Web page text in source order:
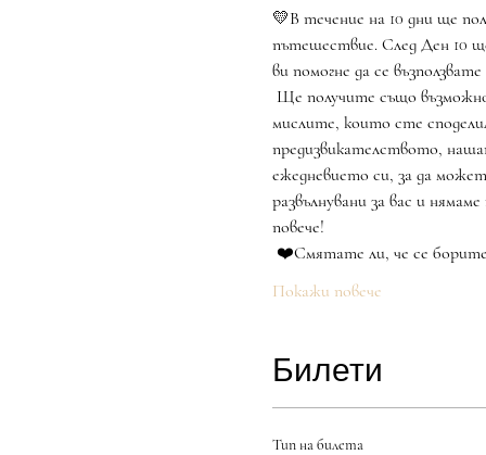
💛В течение на 10 дни ще
пътешествие. След Ден 10
ви помогне да се
мислите, които сте
предизвикателството,
ежедневието си, за да
развълнувани за вас и
повече!
❤️Смятате ли, че се борите
Покажи повече
Билети
Тип на билета